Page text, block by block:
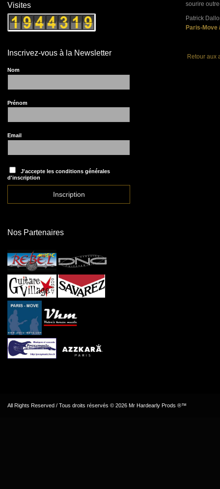
sourire
Patrick
Paris-Move
Retour aux
Visites
Inscrivez-vous à la Newsletter
Nom
Prénom
Email
J'accepte les conditions générales
d'inscription
Nos Partenaires
All Rights Reserved / Tous droits réservés © 2026 Mr Hardearly Prods ®™